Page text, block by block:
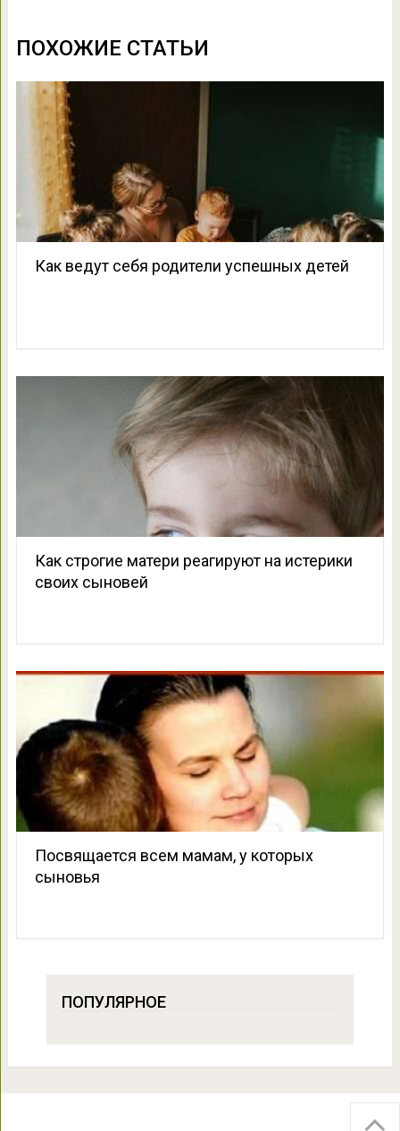
ПОХОЖИЕ СТАТЬИ
Как ведут себя родители успешных детей
Как строгие матери реагируют на истерики
своих сыновей
Посвящается всем мамам, у которых
сыновья
ПОПУЛЯРНОЕ